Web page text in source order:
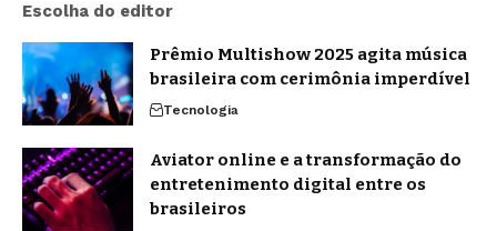
Escolha do editor
Prêmio Multishow 2025 agita música
brasileira com cerimônia imperdível
Tecnologia
Aviator online e a transformação do
entretenimento digital entre os
brasileiros